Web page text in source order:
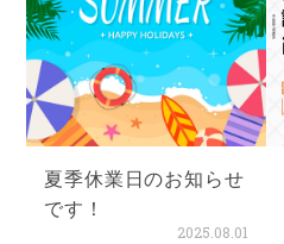
夏季休業日のお知らせ
です！
2025.08.01